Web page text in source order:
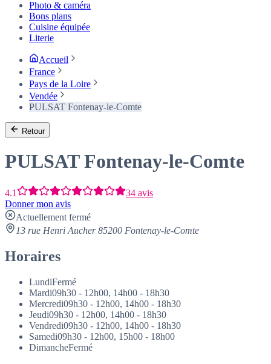
Photo & caméra
Bons plans
Cuisine équipée
Literie
Accueil
France
Pays de la Loire
Vendée
PULSAT Fontenay-le-Comte
Retour
PULSAT Fontenay-le-Comte
4.1
34 avis
Donner mon avis
Actuellement fermé
13 rue Henri Aucher 85200 Fontenay-le-Comte
Horaires
LundiFermé
Mardi09h30 - 12h00, 14h00 - 18h30
Mercredi09h30 - 12h00, 14h00 - 18h30
Jeudi09h30 - 12h00, 14h00 - 18h30
Vendredi09h30 - 12h00, 14h00 - 18h30
Samedi09h30 - 12h00, 15h00 - 18h00
DimancheFermé